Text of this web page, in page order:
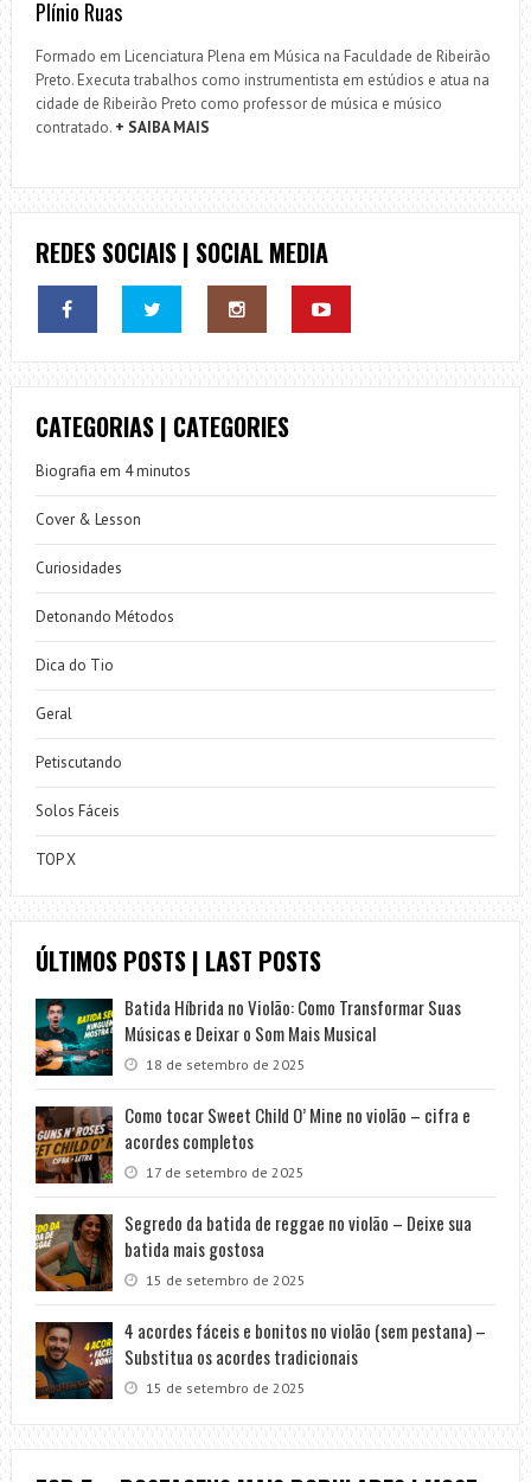
Plínio Ruas
Formado em Licenciatura Plena em Música na Faculdade de Ribeirão
Preto. Executa trabalhos como instrumentista em estúdios e atua na
cidade de Ribeirão Preto como professor de música e músico
contratado. + SAIBA MAIS
REDES SOCIAIS | SOCIAL MEDIA
CATEGORIAS | CATEGORIES
Biografia em 4 minutos
Cover & Lesson
Curiosidades
Detonando Métodos
Dica do Tio
Geral
Petiscutando
Solos Fáceis
TOP X
ÚLTIMOS POSTS | LAST POSTS
Batida Híbrida no Violão: Como Transformar Suas
Músicas e Deixar o Som Mais Musical
18 de setembro de 2025
Como tocar Sweet Child O’ Mine no violão – cifra e
acordes completos
17 de setembro de 2025
Segredo da batida de reggae no violão – Deixe sua
batida mais gostosa
15 de setembro de 2025
4 acordes fáceis e bonitos no violão (sem pestana) –
Substitua os acordes tradicionais
15 de setembro de 2025